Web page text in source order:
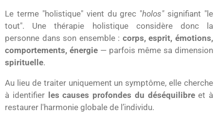
Le terme "holistique" vient du grec "holos"signifiant "le
tout". Une thérapie holistique considère donc la
personne dans son ensemble : corps, esprit, émotions,
comportements, énergie — parfois même sa dimension
spirituelle.
Au lieu de traiter uniquement un symptôme, elle cherche
à identifier
les causes profondes du déséquilibreet à
restaurer l'harmonie globale de l’individu.